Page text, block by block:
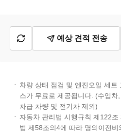
예상 견적 전송
차량 상태 점검 및 엔진오일 세트
스가 무료로 제공됩니다. (수입
차급 차량 및 전기차 제외)
자동차 관리법 시행규칙 제122
법 제58조의4에 따라 명의이전비